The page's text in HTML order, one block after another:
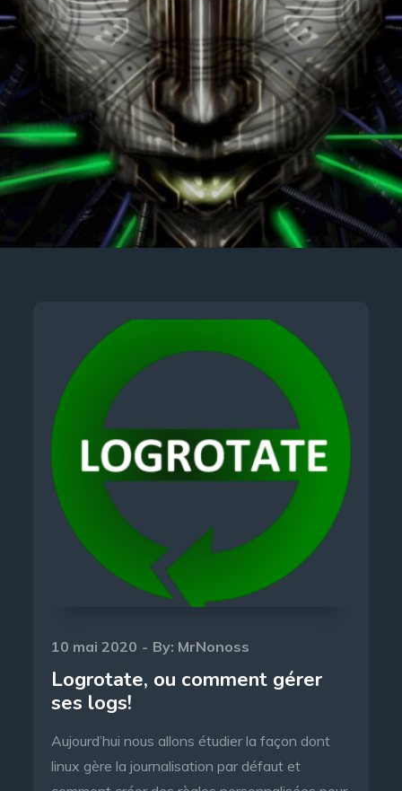
Posted
on
10 mai 2020 By: MrNonoss
Logrotate, ou comment gérer
ses logs!
Aujourd’hui nous allons étudier la façon dont
linux gère la journalisation par défaut et